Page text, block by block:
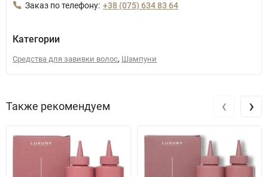
Заказ по телефону: +38 (075) 634 83 64
Категории
Средства для завивки волос, Шампуни
Также рекомендуем ‹ ›